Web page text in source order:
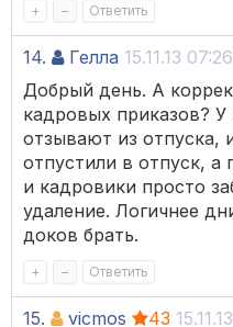
+ – Ответить
14. Гелла 15.11.13 07:26
Добрый день. А
кадровых приказов?
отзывают из отпуска,
отпустили в отпуск, а
и кадровики просто
удаление. Логичнее
доков брать.
+ – Ответить
15. vicmos 43